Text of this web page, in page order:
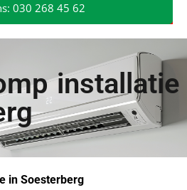
030 268 45 62
installatie
in Soesterberg